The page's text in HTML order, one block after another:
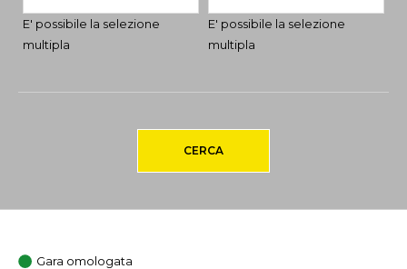
E' possibile la selezione
multipla
E' possibile la selezione
multipla
CERCA
Gara omologata